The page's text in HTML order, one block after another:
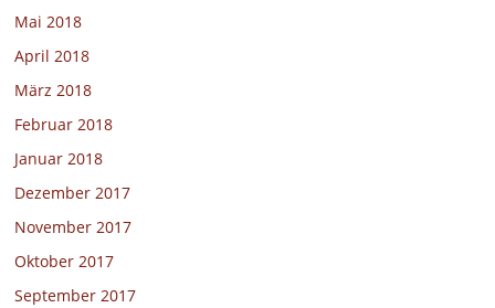
Mai 2018
April 2018
März 2018
Februar 2018
Januar 2018
Dezember 2017
November 2017
Oktober 2017
September 2017